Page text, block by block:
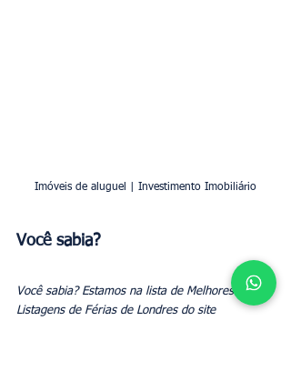
Imóveis de aluguel | Investimento Imobiliário
Você sabia?
Você sabia? Estamos na lista de Melhores
Listagens de Férias de Londres do site